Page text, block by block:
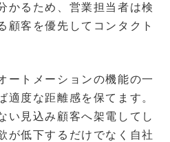
かるため、営業担当者は検
顧客を優先してコンタクト
ートメーションの機能の一
適度な距離感を保てます。
い見込み顧客へ架電してし
が低下するだけでなく自社